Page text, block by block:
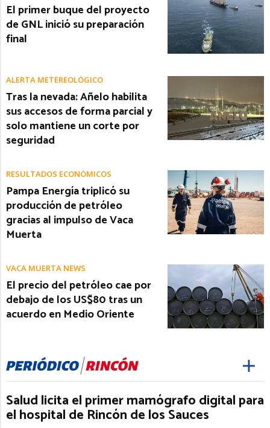
El primer buque del proyecto
de GNL inició su preparación
final
ALERTA METEREOLÓGICO
Tras la nevada: Añelo habilita
sus accesos de forma parcial y
solo mantiene un corte por
seguridad
RESULTADOS ECONÓMICOS
Pampa Energía triplicó su
producción de petróleo
gracias al impulso de Vaca
Muerta
VACA MUERTA NEWS
El precio del petróleo cae por
debajo de los US$80 tras un
acuerdo en Medio Oriente
Salud licita el primer mamógrafo digital para
el hospital de Rincón de los Sauces